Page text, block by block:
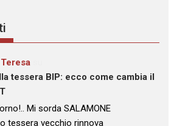
tessera BIP: ecco come cambia il
Mi sorda SALAMONE
tessera vecchio rinnova